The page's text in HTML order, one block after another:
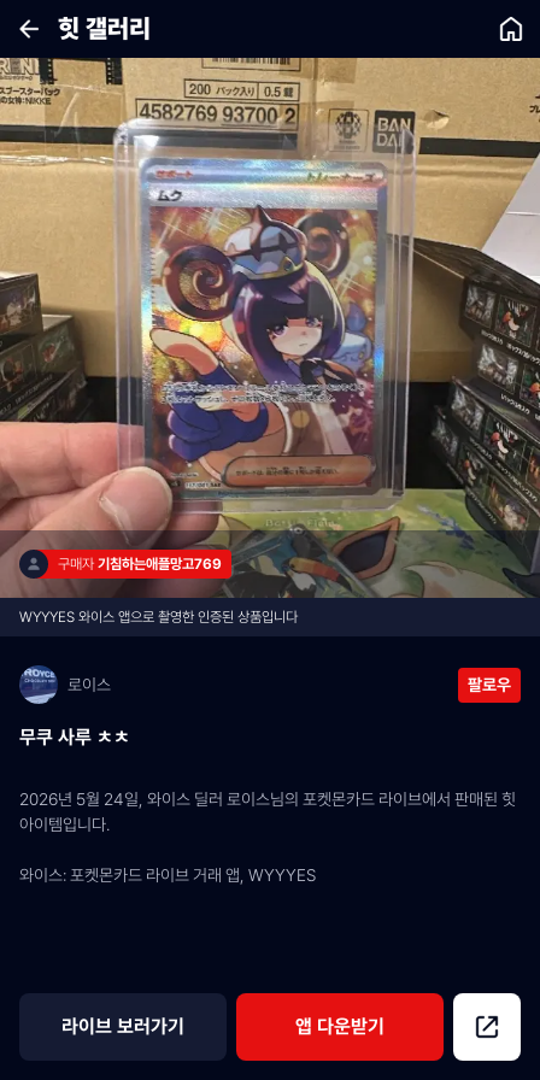
힛 갤러리
구매자 기침하는애플망고769
WYYYES 와이스 앱으로 촬영한 인증된 상품입니다
로이스 팔로우
무쿠 사루 ㅊㅊ
2026년 5월 24일, 와이스 딜러 로이스님의 포켓몬카드 라이브에서 판매된 힛
아이템입니다.
와이스: 포켓몬카드 라이브 거래 앱, WYYYES
라이브 보러가기 앱 다운받기